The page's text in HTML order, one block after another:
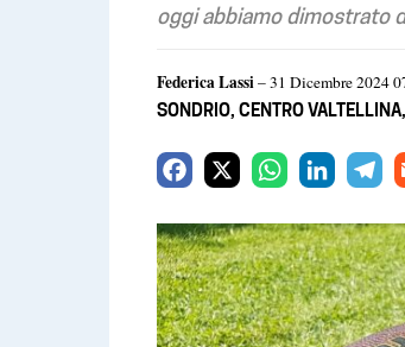
oggi abbiamo dimostrato
Federica Lassi– 31 Dicembre 2024
SONDRIO, CENTRO VALTELLINA,
c
e
b
a
t
s
n
k
e
l
e
g